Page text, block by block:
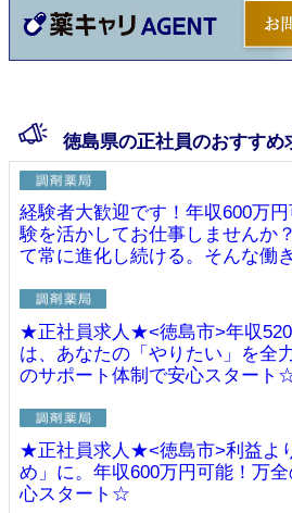
徳島県の正社員のおすすめ
経験者大歓迎です！年収600万
験を活かしてお仕事しませんか
て常に進化し続ける。そんな働
★正社員求人★<徳島市>年収
は、あなたの「やりたい」を全
のサポート体制で安心スタート
★正社員求人★<徳島市>利益よ
め」に。年収600万円可能！万
心スタート☆